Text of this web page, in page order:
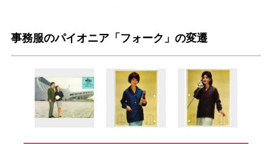
事務服のパイオニア「フォーク」の変遷